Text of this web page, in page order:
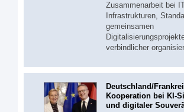
Zusammenarbeit bei
Infrastrukturen,
gemeinsamen
verbindlicher
Deutschland/
Kooperation bei KI-
und digitaler